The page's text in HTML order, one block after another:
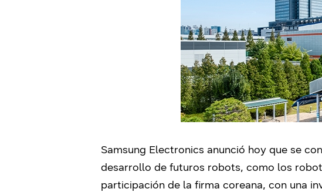
Samsung Electronics anunció hoy que se
desarrollo de futuros robots, como los
participación de la firma coreana, con una